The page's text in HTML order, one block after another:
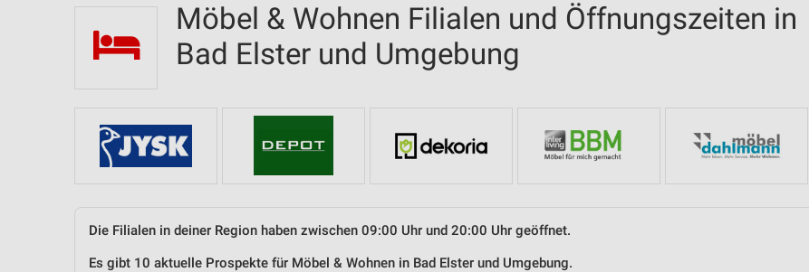
Möbel & Wohnen Filialen und Öffnungszeiten in
Bad Elster und Umgebung
Die Filialen in deiner Region haben zwischen 09:00 Uhr und 20:00 Uhr geöffnet.
Es gibt 10 aktuelle Prospekte für Möbel & Wohnen in Bad Elster und Umgebung.